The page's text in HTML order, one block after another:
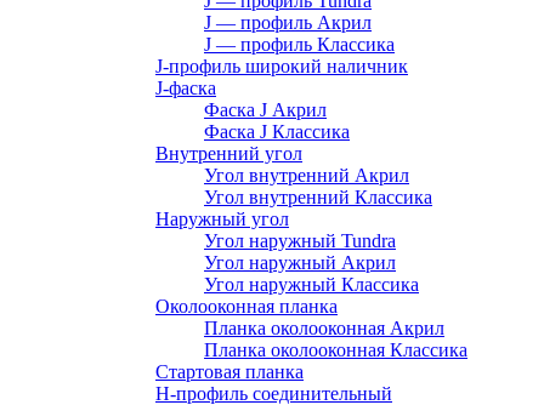
J — профиль Акрил
J — профиль Классика
J-профиль широкий наличник
J-фаска
Фаска J Акрил
Фаска J Классика
Внутренний угол
Угол внутренний Акрил
Угол внутренний Классика
Наружный угол
Угол наружный Tundra
Угол наружный Акрил
Угол наружный Классика
Околооконная планка
Планка околооконная Акрил
Планка околооконная Классика
Стартовая планка
H-профиль соединительный